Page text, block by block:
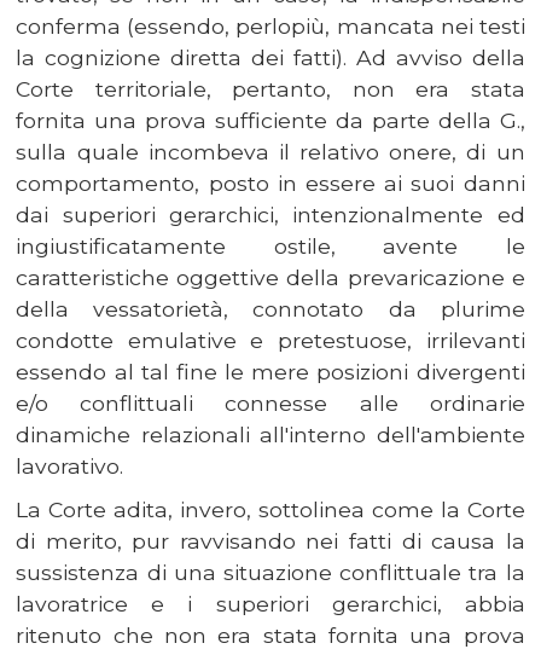
conferma (essendo, perlopiù, mancata nei testi
la cognizione diretta dei fatti). Ad avviso della
Corte territoriale, pertanto, non era stata
fornita una prova sufficiente da parte della G.,
sulla quale incombeva il relativo onere, di un
comportamento, posto in essere ai suoi danni
dai superiori gerarchici, intenzionalmente ed
ingiustificatamente ostile, avente le
caratteristiche oggettive della prevaricazione e
della vessatorietà, connotato da plurime
condotte emulative e pretestuose, irrilevanti
essendo al tal fine le mere posizioni divergenti
e/o conflittuali connesse alle ordinarie
dinamiche relazionali all'interno dell'ambiente
lavorativo.
La Corte adita, invero, sottolinea come la Corte
di merito, pur ravvisando nei fatti di causa la
sussistenza di una situazione conflittuale tra la
lavoratrice e i superiori gerarchici, abbia
ritenuto che non era stata fornita una prova